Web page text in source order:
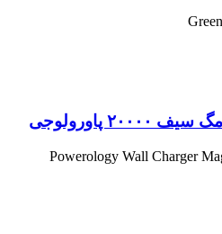
پاورولوجی
Powerology Wall Charger